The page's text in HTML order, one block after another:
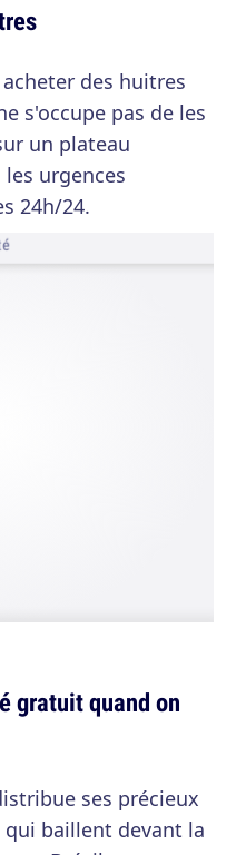
des huitres
s'occupe pas de les
un plateau
urgences
24h/24.
gratuit quand on
ses précieux
qui baillent devant la